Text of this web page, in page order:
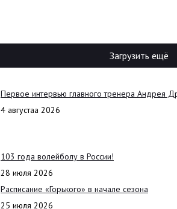
Загрузить ещё
Первое интервью главного тренера Андрея
4 августаа 2026
103 года волейболу в России!
28 июля 2026
Расписание «Горького» в начале сезона
25 июля 2026